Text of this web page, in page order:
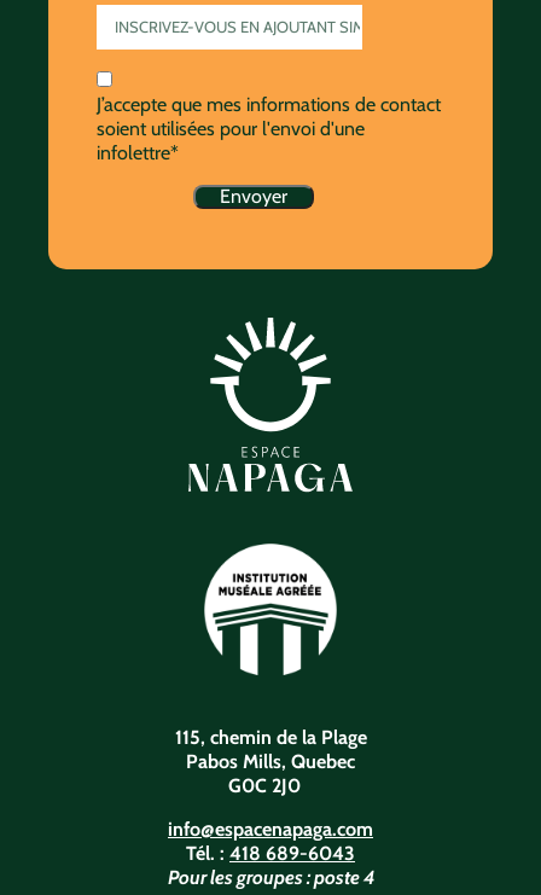
J’accepte que mes informations de contact
soient utilisées pour l'envoi d'une
infolettre*
115, chemin de la Plage
Pabos Mills, Quebec
G0C 2J0
info@espacenapaga.com
Tél. : 418 689-6043
Pour les groupes : poste 4